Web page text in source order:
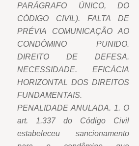
PARÁGRAFO ÚNICO, DO
CÓDIGO CIVIL). FALTA DE
PRÉVIA COMUNICAÇÃO AO
CONDÔMINO PUNIDO.
DIREITO DE DEFESA.
NECESSIDADE. EFICÁCIA
HORIZONTAL DOS DIREITOS
FUNDAMENTAIS.
PENALIDADE ANULADA. 1. O
art. 1.337 do Código Civil
estabeleceu sancionamento